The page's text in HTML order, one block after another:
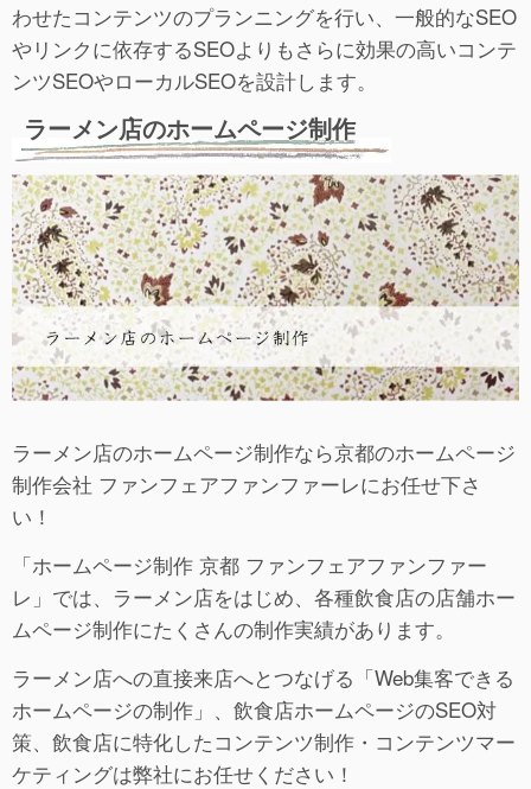
わせたコンテンツのプランニングを行い、一般的なSEO
やリンクに依存するSEOよりもさらに効果の高いコンテ
ンツSEOやローカルSEOを設計します。
ラーメン店のホームページ制作
ラーメン店のホームページ制作なら京都のホームページ
制作会社 ファンフェアファンファーレにお任せ下さ
い！
「ホームページ制作 京都 ファンフェアファンファー
レ」では、ラーメン店をはじめ、各種飲食店の店舗ホー
ムページ制作にたくさんの制作実績があります。
ラーメン店への直接来店へとつなげる「Web集客できる
ホームページの制作」、飲食店ホームページのSEO対
策、飲食店に特化したコンテンツ制作・コンテンツマー
ケティングは弊社にお任せください！